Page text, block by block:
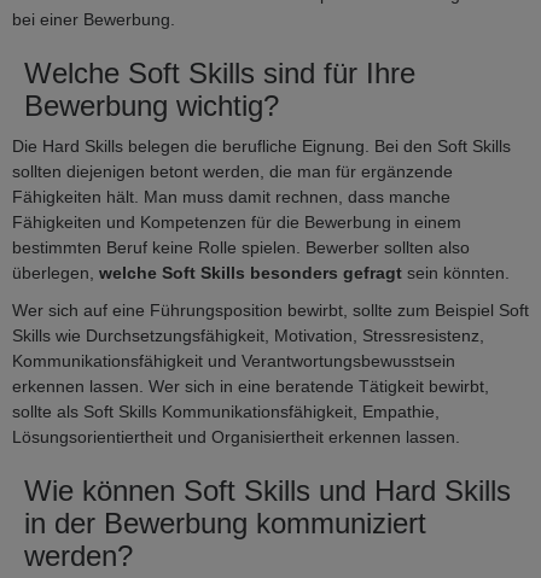
bei einer Bewerbung.
Welche Soft Skills sind für Ihre
Bewerbung wichtig?
Die Hard Skills belegen die berufliche Eignung. Bei den Soft Skills
sollten diejenigen betont werden, die man für ergänzende
Fähigkeiten hält. Man muss damit rechnen, dass manche
Fähigkeiten und Kompetenzen für die Bewerbung in einem
bestimmten Beruf keine Rolle spielen. Bewerber sollten also
überlegen, welche Soft Skills besonders gefragt sein könnten.
Wer sich auf eine Führungsposition bewirbt, sollte zum Beispiel Soft
Skills wie Durchsetzungsfähigkeit, Motivation, Stressresistenz,
Kommunikationsfähigkeit und Verantwortungsbewusstsein
erkennen lassen. Wer sich in eine beratende Tätigkeit bewirbt,
sollte als Soft Skills Kommunikationsfähigkeit, Empathie,
Lösungsorientiertheit und Organisiertheit erkennen lassen.
Wie können Soft Skills und Hard Skills
in der Bewerbung kommuniziert
werden?